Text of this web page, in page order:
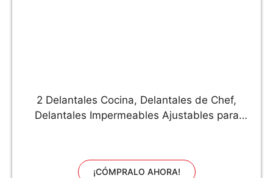
2 Delantales Cocina, Delantales de Chef,
Delantales Impermeables Ajustables para
de la madre (Negro y Beige)
¡CÓMPRALO AHORA!